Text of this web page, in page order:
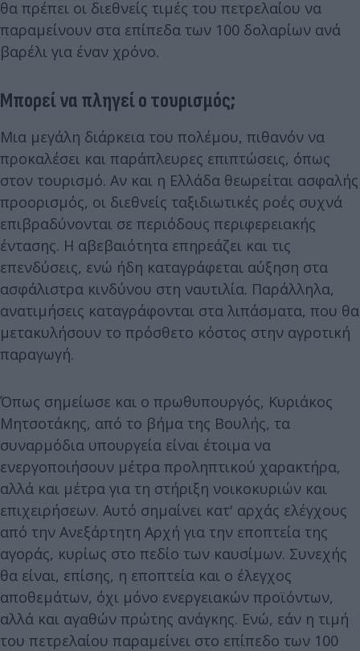
θα πρέπει οι διεθνείς τιμές του πετρελαίου να
παραμείνουν στα επίπεδα των 100 δολαρίων ανά
βαρέλι για έναν χρόνο.
Μπορεί να πληγεί ο τουρισμός;
Μια μεγάλη διάρκεια του πολέμου, πιθανόν να
προκαλέσει και παράπλευρες επιπτώσεις, όπως
στον τουρισμό. Αν και η Ελλάδα θεωρείται ασφαλής
προορισμός, οι διεθνείς ταξιδιωτικές ροές συχνά
επιβραδύνονται σε περιόδους περιφερειακής
έντασης. Η αβεβαιότητα επηρεάζει και τις
επενδύσεις, ενώ ήδη καταγράφεται αύξηση στα
ασφάλιστρα κινδύνου στη ναυτιλία. Παράλληλα,
ανατιμήσεις καταγράφονται στα λιπάσματα, που θα
μετακυλήσουν το πρόσθετο κόστος στην αγροτική
παραγωγή.
Όπως σημείωσε και ο πρωθυπουργός, Κυριάκος
Μητσοτάκης, από το βήμα της Βουλής, τα
συναρμόδια υπουργεία είναι έτοιμα να
ενεργοποιήσουν μέτρα προληπτικού χαρακτήρα,
αλλά και μέτρα για τη στήριξη νοικοκυριών και
επιχειρήσεων. Αυτό σημαίνει κατ' αρχάς ελέγχους
από την Ανεξάρτητη Αρχή για την εποπτεία της
αγοράς, κυρίως στο πεδίο των καυσίμων. Συνεχής
θα είναι, επίσης, η εποπτεία και ο έλεγχος
αποθεμάτων, όχι μόνο ενεργειακών προϊόντων,
αλλά και αγαθών πρώτης ανάγκης. Ενώ, εάν η τιμή
του πετρελαίου παραμείνει στο επίπεδο των 100